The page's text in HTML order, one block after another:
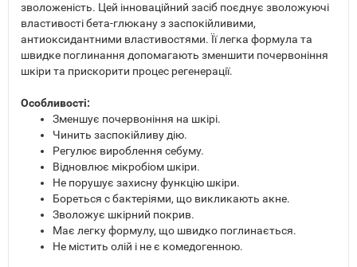
зволоженість. Цей інноваційний засіб поєднує зволожуючі
властивості бета-глюкану з заспокійливими,
антиоксидантними властивостями. Її легка формула та
швидке поглинання допомагають зменшити почервоніння
шкіри та прискорити процес регенерації.
Особливості:
Зменшує почервоніння на шкірі.
Чинить заспокійливу дію.
Регулює вироблення себуму.
Відновлює мікробіом шкіри.
Не порушує захисну функцію шкіри.
Бореться с бактеріями, що викликають акне.
Зволожує шкірний покрив.
Має легку формулу, що швидко поглинається.
Не містить олій і не є комедогенною.